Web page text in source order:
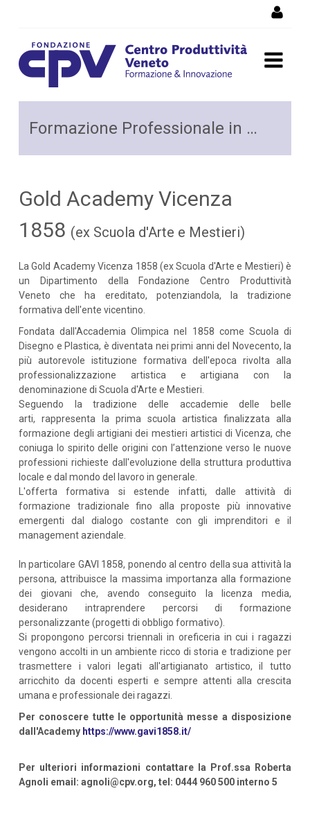
Formazione Professionale
in Oreficeria
Formazione Professionale in Oreficeria GAVI 1858
Gold Academy Vicenza
1858 (ex Scuola d'Arte e Mestieri)
La Gold Academy Vicenza 1858 (ex Scuola d'Arte e Mestieri) è
un Dipartimento della Fondazione Centro Produttività
Veneto che ha ereditato, potenziandola, la tradizione
formativa dell'ente vicentino.
Fondata dall'Accademia Olimpica nel 1858 come Scuola di
Disegno e Plastica, è diventata nei primi anni del Novecento, la
più autorevole istituzione formativa dell'epoca rivolta alla
professionalizzazione artistica e artigiana con la
denominazione di Scuola d'Arte e Mestieri.
Seguendo la tradizione delle accademie delle belle
arti, rappresenta la prima scuola artistica finalizzata alla
formazione degli artigiani dei mestieri artistici di Vicenza, che
coniuga lo spirito delle origini con l’attenzione verso le nuove
professioni richieste dall'evoluzione della struttura produttiva
locale e dal mondo del lavoro in generale.
L'offerta formativa si estende infatti, dalle attività di
formazione tradizionale fino alla proposte più innovative
emergenti dal dialogo costante con gli imprenditori e il
management aziendale.
In particolare GAVI 1858, ponendo al centro della sua attività la
persona, attribuisce la massima importanza alla formazione
dei giovani che, avendo conseguito la licenza media,
desiderano intraprendere percorsi di formazione
personalizzante (progetti di obbligo formativo).
Si propongono percorsi triennali in oreficeria in cui i ragazzi
vengono accolti in un ambiente ricco di storia e tradizione per
trasmettere i valori legati all'artigianato artistico, il tutto
arricchito da docenti esperti e sempre attenti alla crescita
umana e professionale dei ragazzi.
Per conoscere tutte le opportunità messe a disposizione
dall'Academy https://www.gavi1858.it/
Per ulteriori informazioni contattare la Prof.ssa Roberta
Agnoli email: agnoli@cpv.org, tel: 0444 960 500 interno 5